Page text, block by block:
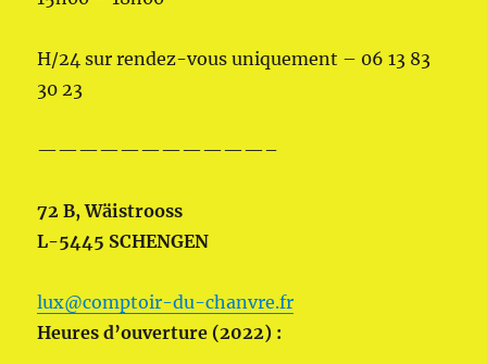
H/24 sur rendez-vous uniquement – 06 13 83
30 23
———————————–
72 B, Wäistrooss
L-5445 SCHENGEN
lux@comptoir-du-chanvre.fr
Heures d’ouverture (2022) :